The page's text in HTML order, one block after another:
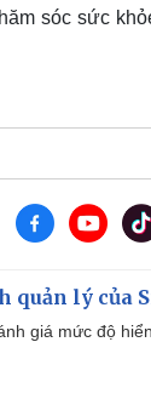
sóc sức
quản lý của
giá mức độ